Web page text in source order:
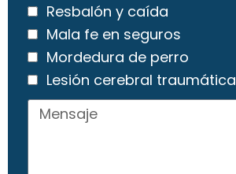
Resbalón y caída
Mala fe en seguros
Mordedura de perro
Lesión cerebral traumática